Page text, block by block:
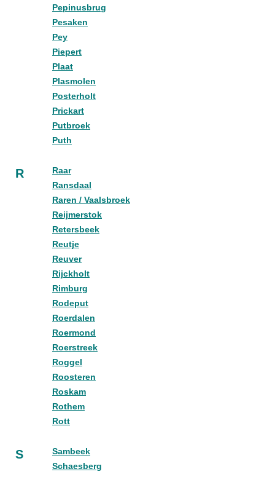
Pepinusbrug
Pesaken
Pey
Piepert
Plaat
Plasmolen
Posterholt
Prickart
Putbroek
Puth
R
Raar
Ransdaal
Raren / Vaalsbroek
Reijmerstok
Retersbeek
Reutje
Reuver
Rijckholt
Rimburg
Rodeput
Roerdalen
Roermond
Roerstreek
Roggel
Roosteren
Roskam
Rothem
Rott
S
Sambeek
Schaesberg